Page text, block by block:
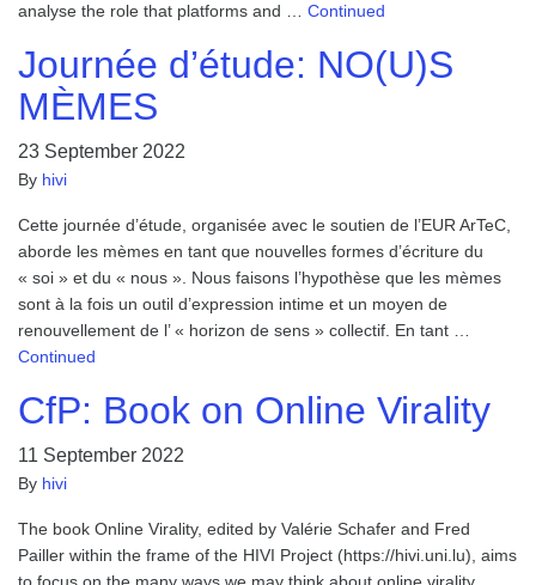
analyse the role that platforms and … Continued
Journée d’étude: NO(U)S
MÈMES
23 September 2022
By hivi
Cette journée d’étude, organisée avec le soutien de l’EUR ArTeC,
aborde les mèmes en tant que nouvelles formes d’écriture du
« soi » et du « nous ». Nous faisons l’hypothèse que les mèmes
sont à la fois un outil d’expression intime et un moyen de
renouvellement de l’ « horizon de sens » collectif. En tant …
Continued
CfP: Book on Online Virality
11 September 2022
By hivi
The book Online Virality, edited by Valérie Schafer and Fred
Pailler within the frame of the HIVI Project (https://hivi.uni.lu), aims